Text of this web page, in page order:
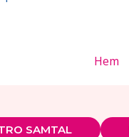
Hem
SAMTAL